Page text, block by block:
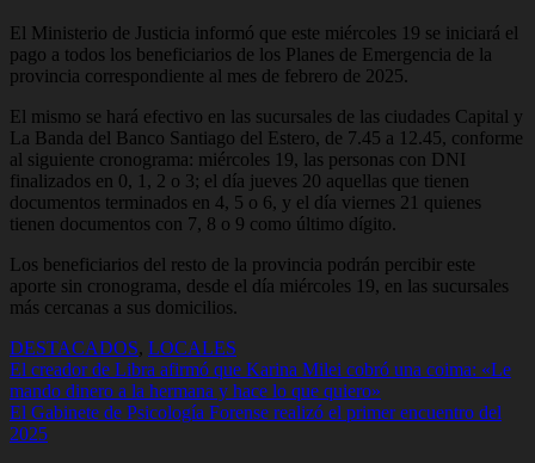
El Ministerio de Justicia informó que este miércoles 19 se iniciará el
pago a todos los beneficiarios de los Planes de Emergencia de la
provincia correspondiente al mes de febrero de 2025.
El mismo se hará efectivo en las sucursales de las ciudades Capital y
La Banda del Banco Santiago del Estero, de 7.45 a 12.45, conforme
al siguiente cronograma: miércoles 19, las personas con DNI
finalizados en 0, 1, 2 o 3; el día jueves 20 aquellas que tienen
documentos terminados en 4, 5 o 6, y el día viernes 21 quienes
tienen documentos con 7, 8 o 9 como último dígito.
Los beneficiarios del resto de la provincia podrán percibir este
aporte sin cronograma, desde el día miércoles 19, en las sucursales
más cercanas a sus domicilios.
DESTACADOS, LOCALES
Navegación
de
entradas
El creador de Libra afirmó que Karina Milei cobró una coima: «Le
mando dinero a la hermana y hace lo que quiero»
El Gabinete de Psicología Forense realizó el primer encuentro del
2025